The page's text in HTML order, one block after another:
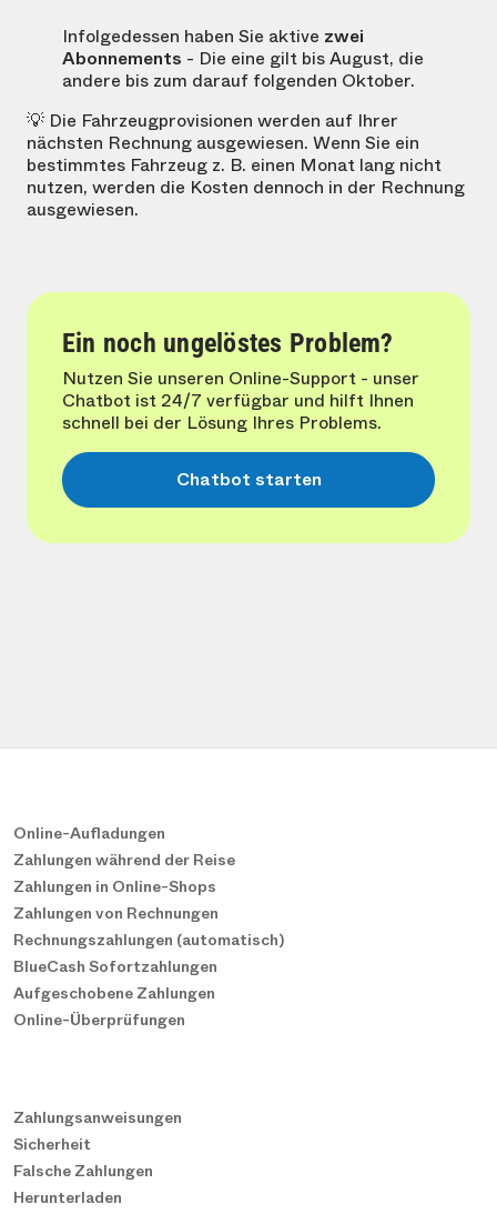
Infolgedessen haben Sie aktive zwei
Abonnements - Die eine gilt bis August, die
andere bis zum darauf folgenden Oktober.
💡 Die Fahrzeugprovisionen werden auf Ihrer
nächsten Rechnung ausgewiesen. Wenn Sie ein
bestimmtes Fahrzeug z. B. einen Monat lang nicht
nutzen, werden die Kosten dennoch in der Rechnung
ausgewiesen.
Ein noch ungelöstes Problem?
Nutzen Sie unseren Online-Support - unser
Chatbot ist 24/7 verfügbar und hilft Ihnen
schnell bei der Lösung Ihres Problems.
Chatbot starten
Online-Aufladungen
Zahlungen während der Reise
Zahlungen in Online-Shops
Zahlungen von Rechnungen
Rechnungszahlungen (automatisch)
BlueCash Sofortzahlungen
Aufgeschobene Zahlungen
Online-Überprüfungen
Zahlungsanweisungen
Sicherheit
Falsche Zahlungen
Herunterladen